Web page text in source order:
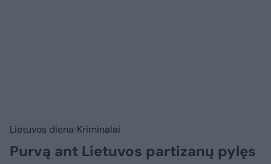
Lietuvos diena Kriminalai
Purvą ant Lietuvos partizanų pylęs